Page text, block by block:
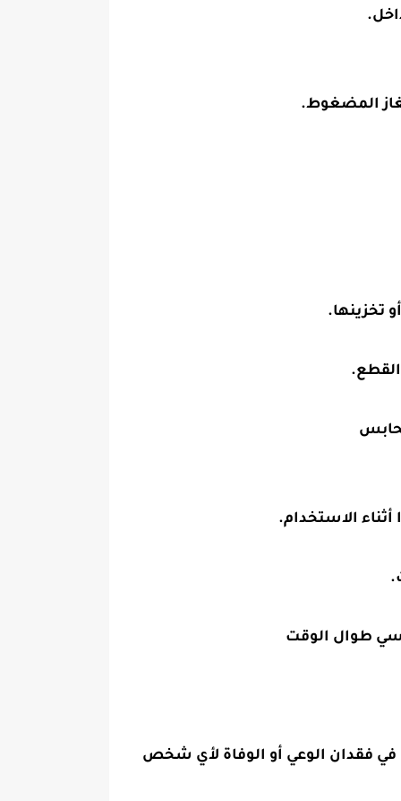
المضغوط.
تخزينها.
الاستخدام.
طوال الوقت
فقدان الوعي أو الوفاة لأي شخص